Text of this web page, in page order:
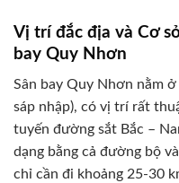
Vị trí đắc địa và Cơ
bay Quy Nhơn
Sân bay Quy Nhơn nằm
sáp nhập), có vị trí rất
tuyến đường sắt Bắc –
dạng bằng cả đường bộ
chỉ cần đi khoảng 25-30